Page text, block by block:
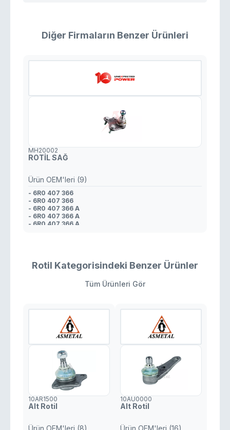
Diğer Firmaların Benzer Ürünleri
MH20002
ROTİL SAĞ
Ürün OEM'leri (9)
- 6R0 407 366
- 6R0 407 366
- 6R0 407 366 A
- 6R0 407 366 A
- 6R0 407 366 A
Rotil Kategorisindeki Benzer Ürünler
Tüm Ürünleri Gör
10AR1500
Alt Rotil
Ürün OEM'leri (8)
10AU0000
Alt Rotil
Ürün OEM'leri (16)